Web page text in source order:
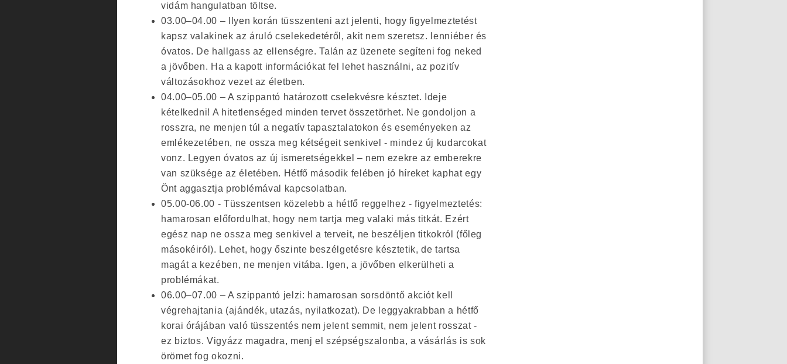
vidám hangulatban töltse.
03.00–04.00 – Ilyen korán tüsszenteni azt jelenti, hogy figyelmeztetést
kapsz valakinek az áruló cselekedetéről, akit nem szeretsz. lenniéber és
óvatos. De hallgass az ellenségre. Talán az üzenete segíteni fog neked
a jövőben. Ha a kapott információkat fel lehet használni, az pozitív
változásokhoz vezet az életben.
04.00–05.00 – A szippantó határozott cselekvésre késztet. Ideje
kételkedni! A hitetlenséged minden tervet összetörhet. Ne gondoljon a
rosszra, ne menjen túl a negatív tapasztalatokon és eseményeken az
emlékezetében, ne ossza meg kétségeit senkivel - mindez új kudarcokat
vonz. Legyen óvatos az új ismeretségekkel – nem ezekre az emberekre
van szüksége az életében. Hétfő második felében jó híreket kaphat egy
Önt aggasztja problémával kapcsolatban.
05.00-06.00 - Tüsszentsen közelebb a hétfő reggelhez - figyelmeztetés:
hamarosan előfordulhat, hogy nem tartja meg valaki más titkát. Ezért
egész nap ne ossza meg senkivel a terveit, ne beszéljen titkokról (főleg
másokéiról). Lehet, hogy őszinte beszélgetésre késztetik, de tartsa
magát a kezében, ne menjen vitába. Igen, a jövőben elkerülheti a
problémákat.
06.00–07.00 – A szippantó jelzi: hamarosan sorsdöntő akciót kell
végrehajtania (ajándék, utazás, nyilatkozat). De leggyakrabban a hétfő
korai órájában való tüsszentés nem jelent semmit, nem jelent rosszat -
ez biztos. Vigyázz magadra, menj el szépségszalonba, a vásárlás is sok
örömet fog okozni.